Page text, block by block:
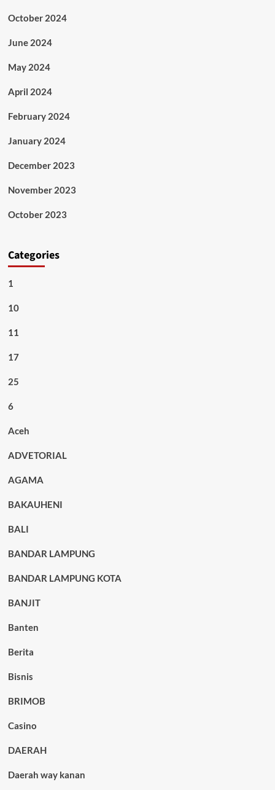
October 2024
June 2024
May 2024
April 2024
February 2024
January 2024
December 2023
November 2023
October 2023
Categories
1
10
11
17
25
6
Aceh
ADVETORIAL
AGAMA
BAKAUHENI
BALI
BANDAR LAMPUNG
BANDAR LAMPUNG KOTA
BANJIT
Banten
Berita
Bisnis
BRIMOB
Casino
DAERAH
Daerah way kanan